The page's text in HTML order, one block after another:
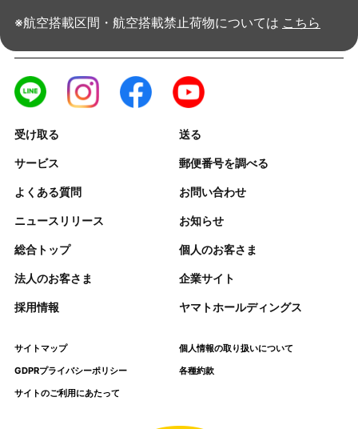
※航空搭載区間・航空搭載禁止荷物については こちら
受け取る 送る
サービス 郵便番号を調べる
よくある質問 お問い合わせ
ニュースリリース お知らせ
総合トップ 個人のお客さま
法人のお客さま 企業サイト
採用情報 ヤマトホールディングス
サイトマップ
個人情報の取り扱いについて
GDPRプライバシーポリシー
各種約款
サイトのご利用にあたって